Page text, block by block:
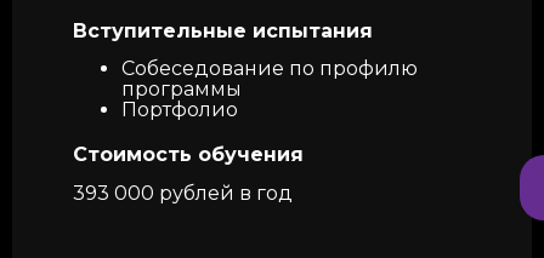
Вступительные испытания
Собеседование по профилю
программы
Портфолио
Стоимость обучения
393 000 рублей в год